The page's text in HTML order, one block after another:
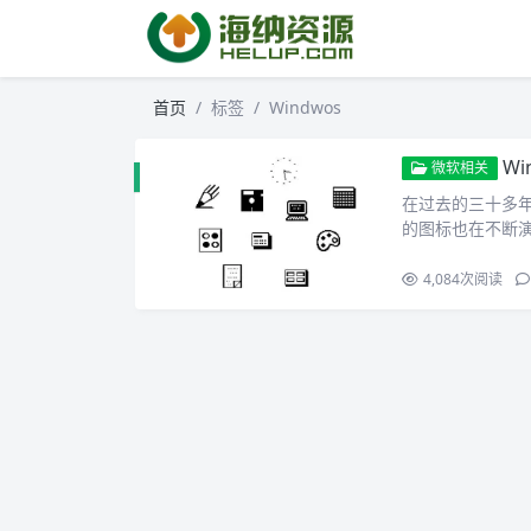
首页 标签 Windwos
微软相关
在过去的三十多
的图标也在不断
4,084次阅读